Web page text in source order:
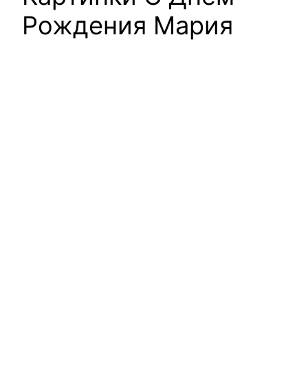
Рождения Мария